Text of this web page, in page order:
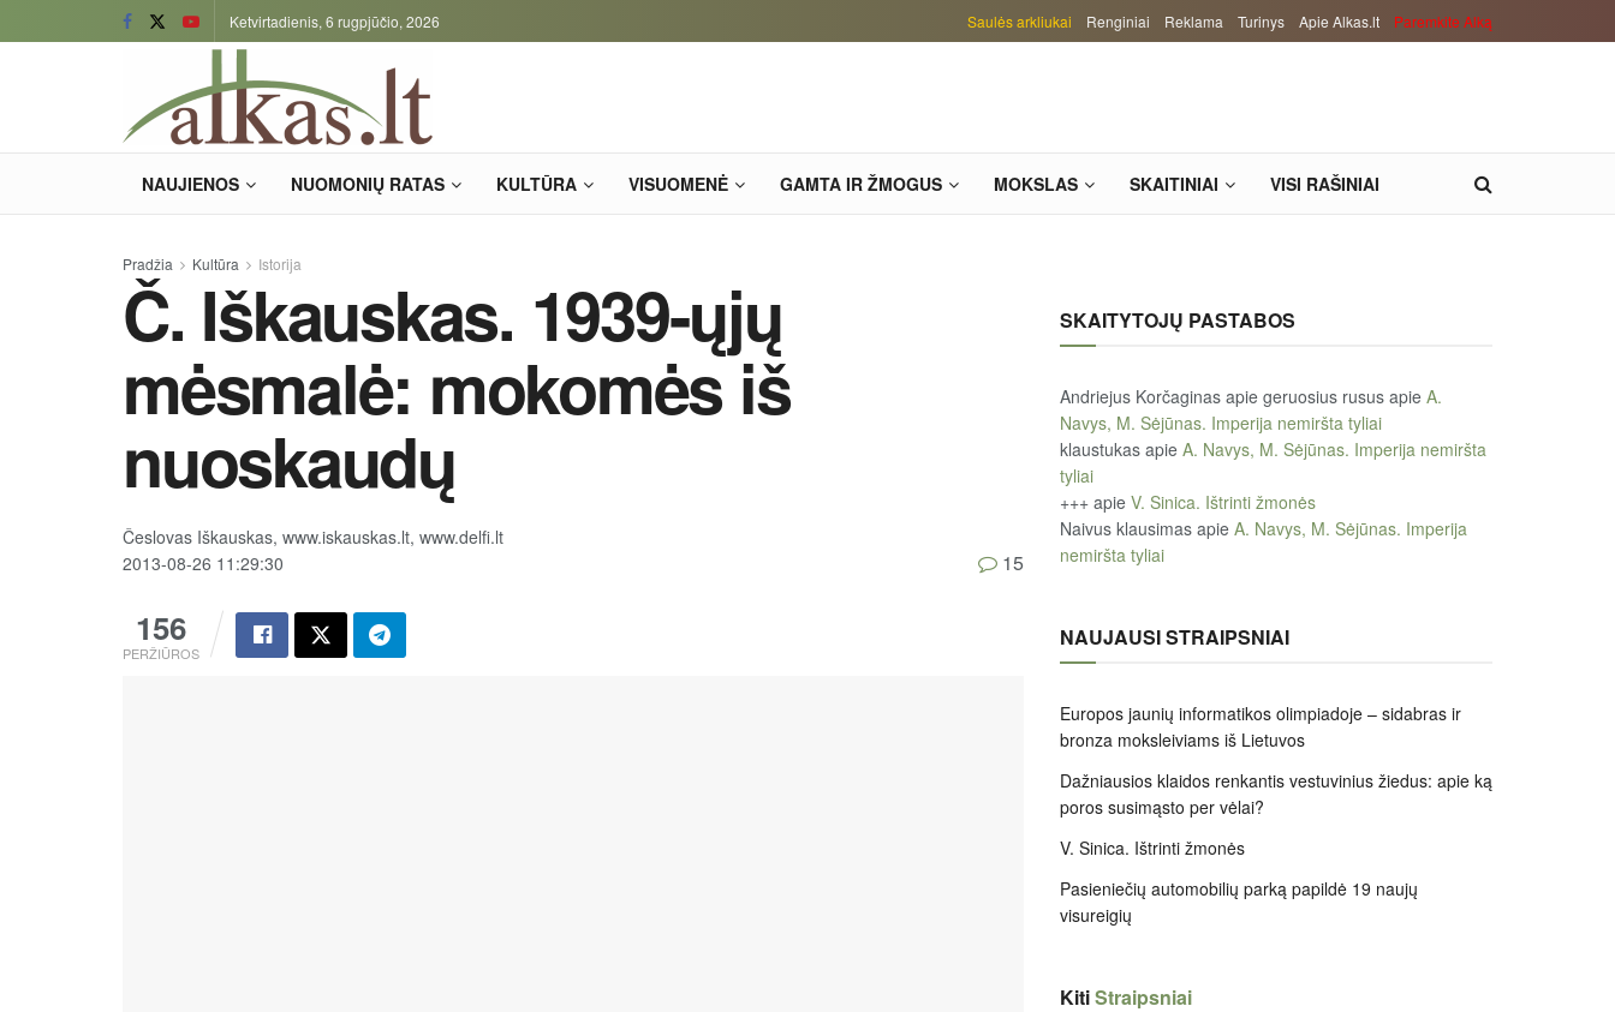
Ketvirtadienis, 6 rugpjūčio, 2026 Saulės arkliukai Renginiai Reklama Turinys Apie Alkas.lt Paremkite Alką
NAUJIENOS NUOMONIŲ RATAS KULTŪRA VISUOMENĖ GAMTA IR ŽMOGUS MOKSLAS SKAITINIAI VISI RAŠINIAI
Pradžia Kultūra Istorija
Č. Iškauskas. 1939-ųjų
mėsmalė: mokomės iš
nuoskaudų
Česlovas Iškauskas, www.iskauskas.lt, www.delfi.lt
2013-08-26 11:29:30
156
PERŽIŪROS
15
SKAITYTOJŲ PASTABOS
Andriejus Korčaginas apie geruosius rusus apie A.
Navys, M. Sėjūnas. Imperija nemiršta tyliai
klaustukas apie A. Navys, M. Sėjūnas. Imperija nemiršta
tyliai
+++ apie V. Sinica. Ištrinti žmonės
Naivus klausimas apie A. Navys, M. Sėjūnas. Imperija
nemiršta tyliai
NAUJAUSI STRAIPSNIAI
Europos jaunių informatikos olimpiadoje – sidabras ir
bronza moksleiviams iš Lietuvos
Dažniausios klaidos renkantis vestuvinius žiedus: apie ką
poros susimąsto per vėlai?
V. Sinica. Ištrinti žmonės
Pasieniečių automobilių parką papildė 19 naujų
visureigių
KitiStraipsniai